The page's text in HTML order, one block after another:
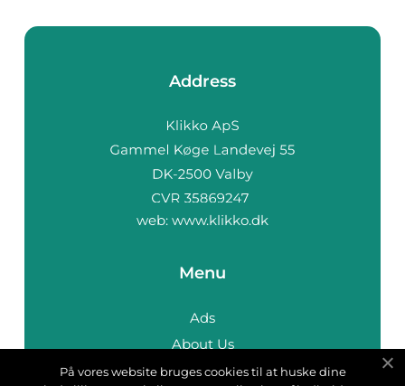
Address
web: www.klikko.dk
Menu
Ads
About Us
Cookies
På vores website bruges cookies til at huske dine